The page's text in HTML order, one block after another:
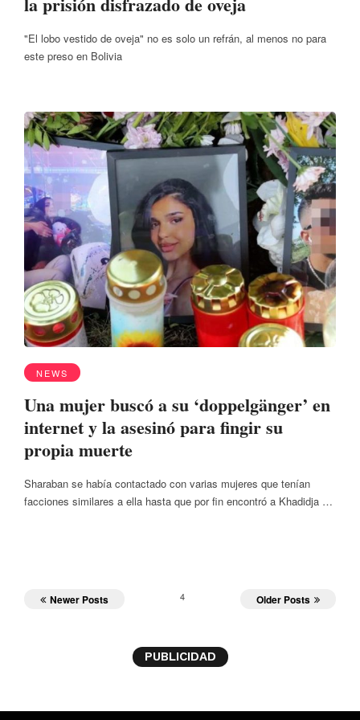
"El lobo vestido de oveja" no es solo un refrán, al menos no para
este preso en Bolivia
NEWS
Una mujer buscó a su ‘doppelgänger’ en
internet y la asesinó para fingir su
propia muerte
Sharaban se había contactado con varias mujeres que tenían
facciones similares a ella hasta que por fin encontró a Khadidja …
4
Newer Posts Older Posts
PUBLICIDAD